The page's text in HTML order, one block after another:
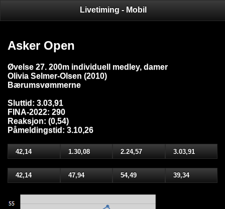
Livetiming - Mobil
Asker Open
Øvelse 27. 200m individuell medley, damer
Olivia Selmer-Olsen (2010)
Bærumsvømmerne
Sluttid: 3.03,91
FINA-2022: 290
Reaksjon: (0,54)
Påmeldingstid: 3.10,26
42,14 1.30,08 2.24,57 3.03,91
42,14 47,94 54,49 39,34